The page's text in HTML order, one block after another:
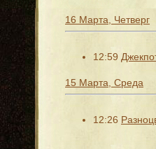
16 Марта, Четверг
12:59
15 Марта, Среда
12:26